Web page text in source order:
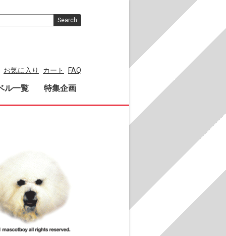
お気に入り カート FAQ
ル一覧 特集企画
Search